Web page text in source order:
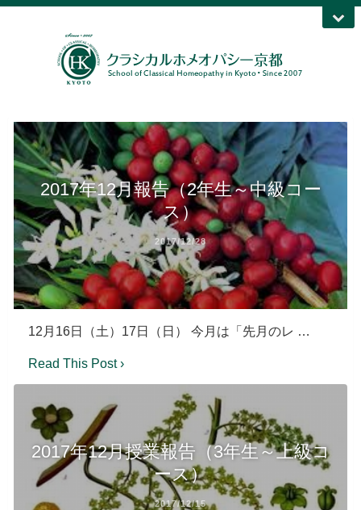
2017年12月報告（2年生～中級コー
ス）
2017/12/28
12月16日（土）17日（日） 今月は「先月のレ …
Read This Post ›
2017年12月授業報告（3年生～上級コ
ース）
2017/12/15